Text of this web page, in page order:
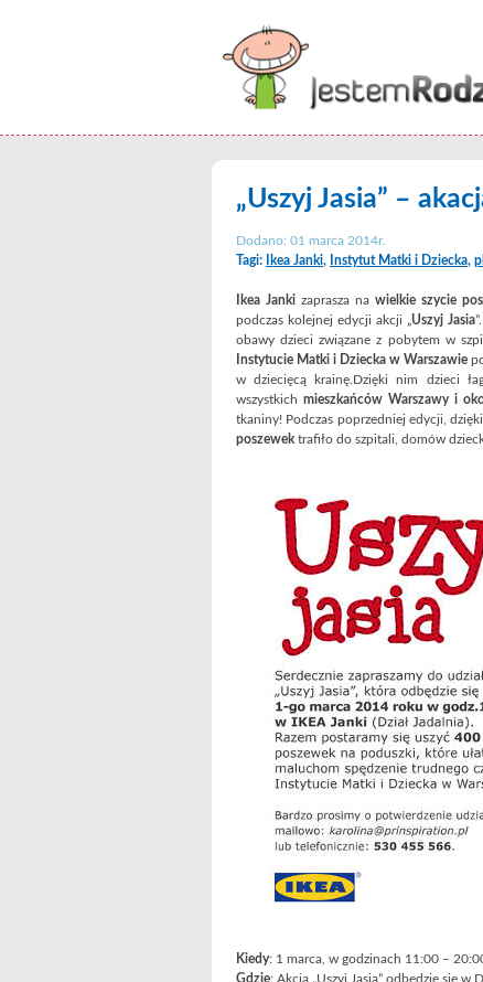
„Uszyj Jasia” –
Dodano: 01 marca 2014r.
Tagi:
Ikea Janki, Instytut Matki i Dziecka,
Ikea Janki zaprasza nawielkie szycie
podczas kolejnej edycji akcji „Uszyj Jasia
obawy dzieci związane z pobytem w
Instytucie Matki i Dziecka w Warszawie
w dziecięcą krainę.Dzięki nim dzieci
wszystkich mieszkańców Warszawy i
tkaniny! Podczas poprzedniej edycji,
poszewek trafiło do szpitali, domów
Kiedy: 1 marca, w godzinach 11:00 –
Gdzie: Akcja „Uszyj Jasia” odbędzie się w